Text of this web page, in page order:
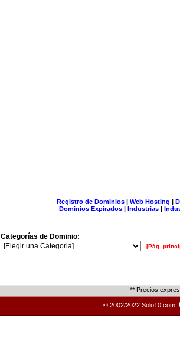
Registro de Dominios| Web Hosting |
Dominios Expirados | Industrias |
Categorías de Dominio:
[Pág.
** Precios
© 2002/2022 Solo10.com